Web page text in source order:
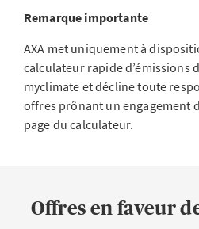
Remarque importante
AXA met uniquement à
calculateur rapide d’émissions
myclimate et décline toute
offres prônant un engagement
page du calculateur.
Offres en faveur